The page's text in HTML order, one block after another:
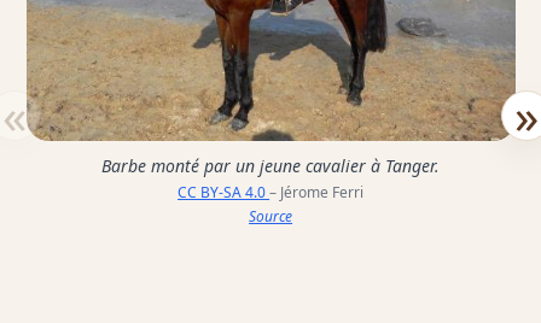
Barbe monté par un jeune cavalier à Tanger.
CC BY-SA 4.0– Jérome Ferri
Source
« »